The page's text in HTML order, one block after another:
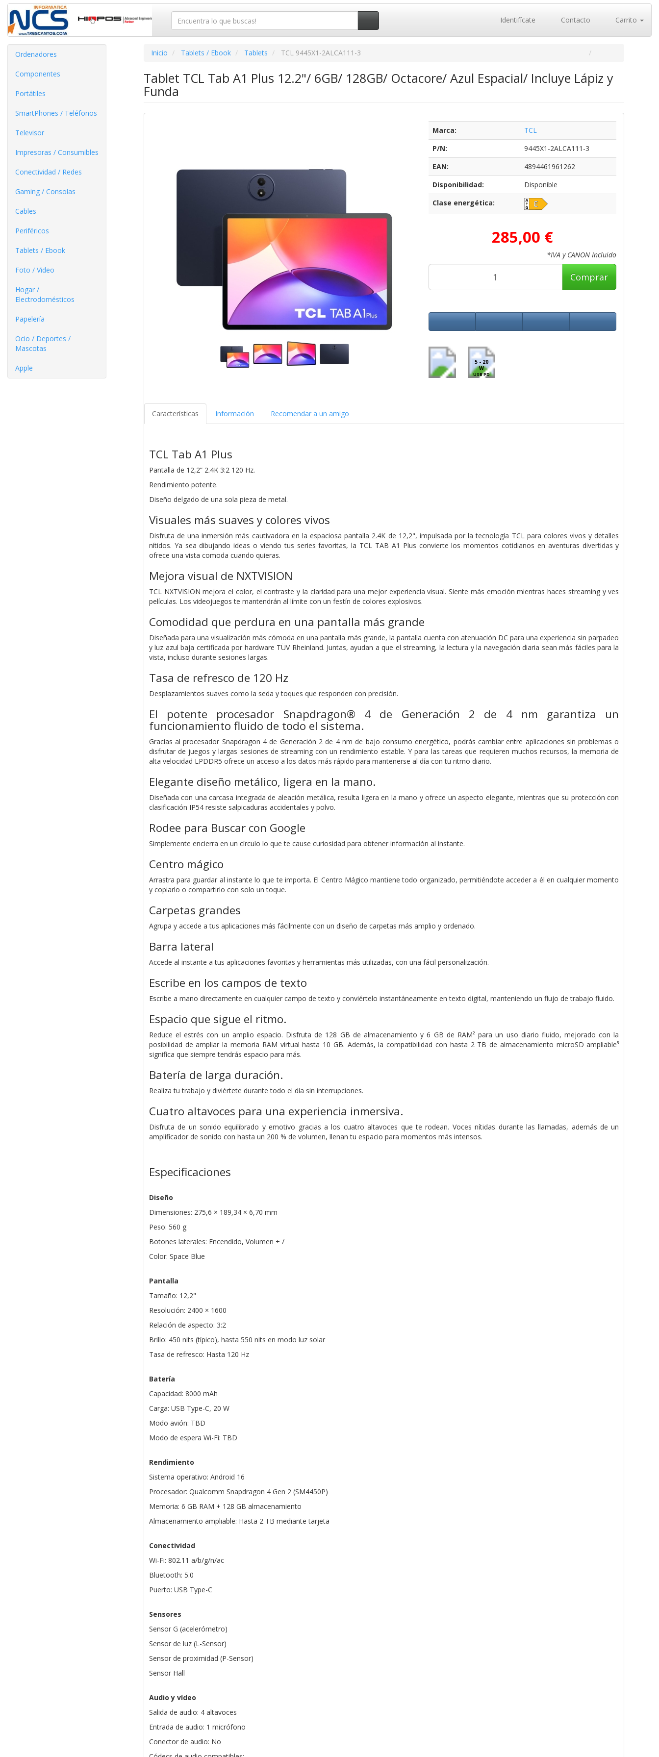
Identifícate Contacto Carrito
Ordenadores
Componentes
Portátiles
SmartPhones / Teléfonos
Televisor
Impresoras / Consumibles
Conectividad / Redes
Gaming / Consolas
Cables
Periféricos
Tablets / Ebook
Foto / Video
Hogar /
Electrodomésticos
Papelería
Ocio / Deportes /
Mascotas
Apple
Inicio Tablets / Ebook Tablets TCL 9445X1-2ALCA111-3
Tablet TCL Tab A1 Plus 12.2"/ 6GB/ 128GB/ Octacore/ Azul Espacial/ Incluye Lápiz y
Funda
Marca:
TCL
P/N:
9445X1-2ALCA111-3
EAN:
4894461961262
Disponibilidad:
Disponible
Clase energética:
285,00 €
*IVA y CANON Incluido
Comprar
5 - 20
W
USB PD
Características Información Recomendar a un amigo
TCL Tab A1 Plus
Pantalla de 12,2” 2.4K 3:2 120 Hz.
Rendimiento potente.
Diseño delgado de una sola pieza de metal.
Visuales más suaves y colores vivos
Disfruta de una inmersión más cautivadora en la espaciosa pantalla 2.4K de 12,2", impulsada por la tecnología TCL para colores vivos y detalles
nítidos. Ya sea dibujando ideas o viendo tus series favoritas, la TCL TAB A1 Plus convierte los momentos cotidianos en aventuras divertidas y
ofrece una vista comoda cuando quieras.
Mejora visual de NXTVISION
TCL NXTVISION mejora el color, el contraste y la claridad para una mejor experiencia visual. Siente más emoción mientras haces streaming y ves
películas. Los videojuegos te mantendrán al límite con un festín de colores explosivos.
Comodidad que perdura en una pantalla más grande
Diseñada para una visualización más cómoda en una pantalla más grande, la pantalla cuenta con atenuación DC para una experiencia sin parpadeo
y luz azul baja certificada por hardware TÜV Rheinland. Juntas, ayudan a que el streaming, la lectura y la navegación diaria sean más fáciles para la
vista, incluso durante sesiones largas.
Tasa de refresco de 120 Hz
Desplazamientos suaves como la seda y toques que responden con precisión.
El potente procesador Snapdragon® 4 de Generación 2 de 4 nm garantiza un
funcionamiento fluido de todo el sistema.
Gracias al procesador Snapdragon 4 de Generación 2 de 4 nm de bajo consumo energético, podrás cambiar entre aplicaciones sin problemas o
disfrutar de juegos y largas sesiones de streaming con un rendimiento estable. Y para las tareas que requieren muchos recursos, la memoria de
alta velocidad LPDDR5 ofrece un acceso a los datos más rápido para mantenerse al día con tu ritmo diario.
Elegante diseño metálico, ligera en la mano.
Diseñada con una carcasa integrada de aleación metálica, resulta ligera en la mano y ofrece un aspecto elegante, mientras que su protección con
clasificación IP54 resiste salpicaduras accidentales y polvo.
Rodee para Buscar con Google
Simplemente encierra en un círculo lo que te cause curiosidad para obtener información al instante.
Centro mágico
Arrastra para guardar al instante lo que te importa. El Centro Mágico mantiene todo organizado, permitiéndote acceder a él en cualquier momento
y copiarlo o compartirlo con solo un toque.
Carpetas grandes
Agrupa y accede a tus aplicaciones más fácilmente con un diseño de carpetas más amplio y ordenado.
Barra lateral
Accede al instante a tus aplicaciones favoritas y herramientas más utilizadas, con una fácil personalización.
Escribe en los campos de texto
Escribe a mano directamente en cualquier campo de texto y conviértelo instantáneamente en texto digital, manteniendo un flujo de trabajo fluido.
Espacio que sigue el ritmo.
Reduce el estrés con un amplio espacio. Disfruta de 128 GB de almacenamiento y 6 GB de RAM² para un uso diario fluido, mejorado con la
posibilidad de ampliar la memoria RAM virtual hasta 10 GB. Además, la compatibilidad con hasta 2 TB de almacenamiento microSD ampliable³
significa que siempre tendrás espacio para más.
Batería de larga duración.
Realiza tu trabajo y diviértete durante todo el día sin interrupciones.
Cuatro altavoces para una experiencia inmersiva.
Disfruta de un sonido equilibrado y emotivo gracias a los cuatro altavoces que te rodean. Voces nítidas durante las llamadas, además de un
amplificador de sonido con hasta un 200 % de volumen, llenan tu espacio para momentos más intensos.
Especificaciones
Diseño
Dimensiones: 275,6 × 189,34 × 6,70 mm
Peso: 560 g
Botones laterales: Encendido, Volumen + / −
Color: Space Blue
Pantalla
Tamaño: 12,2"
Resolución: 2400 × 1600
Relación de aspecto: 3:2
Brillo: 450 nits (típico), hasta 550 nits en modo luz solar
Tasa de refresco: Hasta 120 Hz
Batería
Capacidad: 8000 mAh
Carga: USB Type-C, 20 W
Modo avión: TBD
Modo de espera Wi-Fi: TBD
Rendimiento
Sistema operativo: Android 16
Procesador: Qualcomm Snapdragon 4 Gen 2 (SM4450P)
Memoria: 6 GB RAM + 128 GB almacenamiento
Almacenamiento ampliable: Hasta 2 TB mediante tarjeta
Conectividad
Wi-Fi: 802.11 a/b/g/n/ac
Bluetooth: 5.0
Puerto: USB Type-C
Sensores
Sensor G (acelerómetro)
Sensor de luz (L-Sensor)
Sensor de proximidad (P-Sensor)
Sensor Hall
Audio y vídeo
Salida de audio: 4 altavoces
Entrada de audio: 1 micrófono
Conector de audio: No